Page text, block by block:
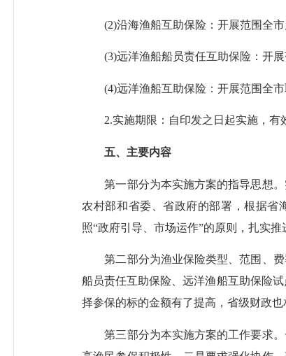
(2)沿海渔船互助保险：开展范围全市
(3)远洋渔船船员责任互助保险：开展
(4)远洋渔船互助保险：开展范围全市
2.实施期限：自印发之日起实施，有效
五、主要内容
第一部分为本实施方案的指导思想。
农村部和省委、省政府的部署，根据省
照“政府引导、市场运作”的原则，扎实
第二部分为渔业保险类型、范围、费
船员责任互助保险、远洋渔船互助保险
择参保的标的金额有了提高，省级财政也
第三部分为本实施方案的工作要求。